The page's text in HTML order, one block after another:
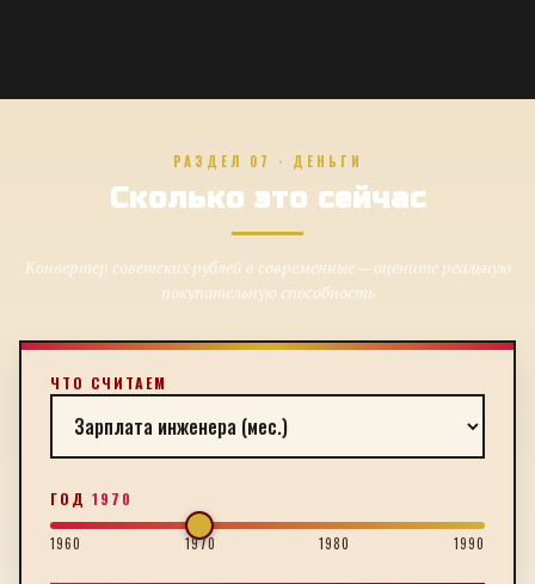
РАЗДЕЛ 07 · ДЕНЬГИ
Сколько это сейчас
Конвертер советских рублей в современные — оцените реальную
покупательную способность
ЧТО СЧИТАЕМ
ГОД 1970
1960 1970 1980 1990